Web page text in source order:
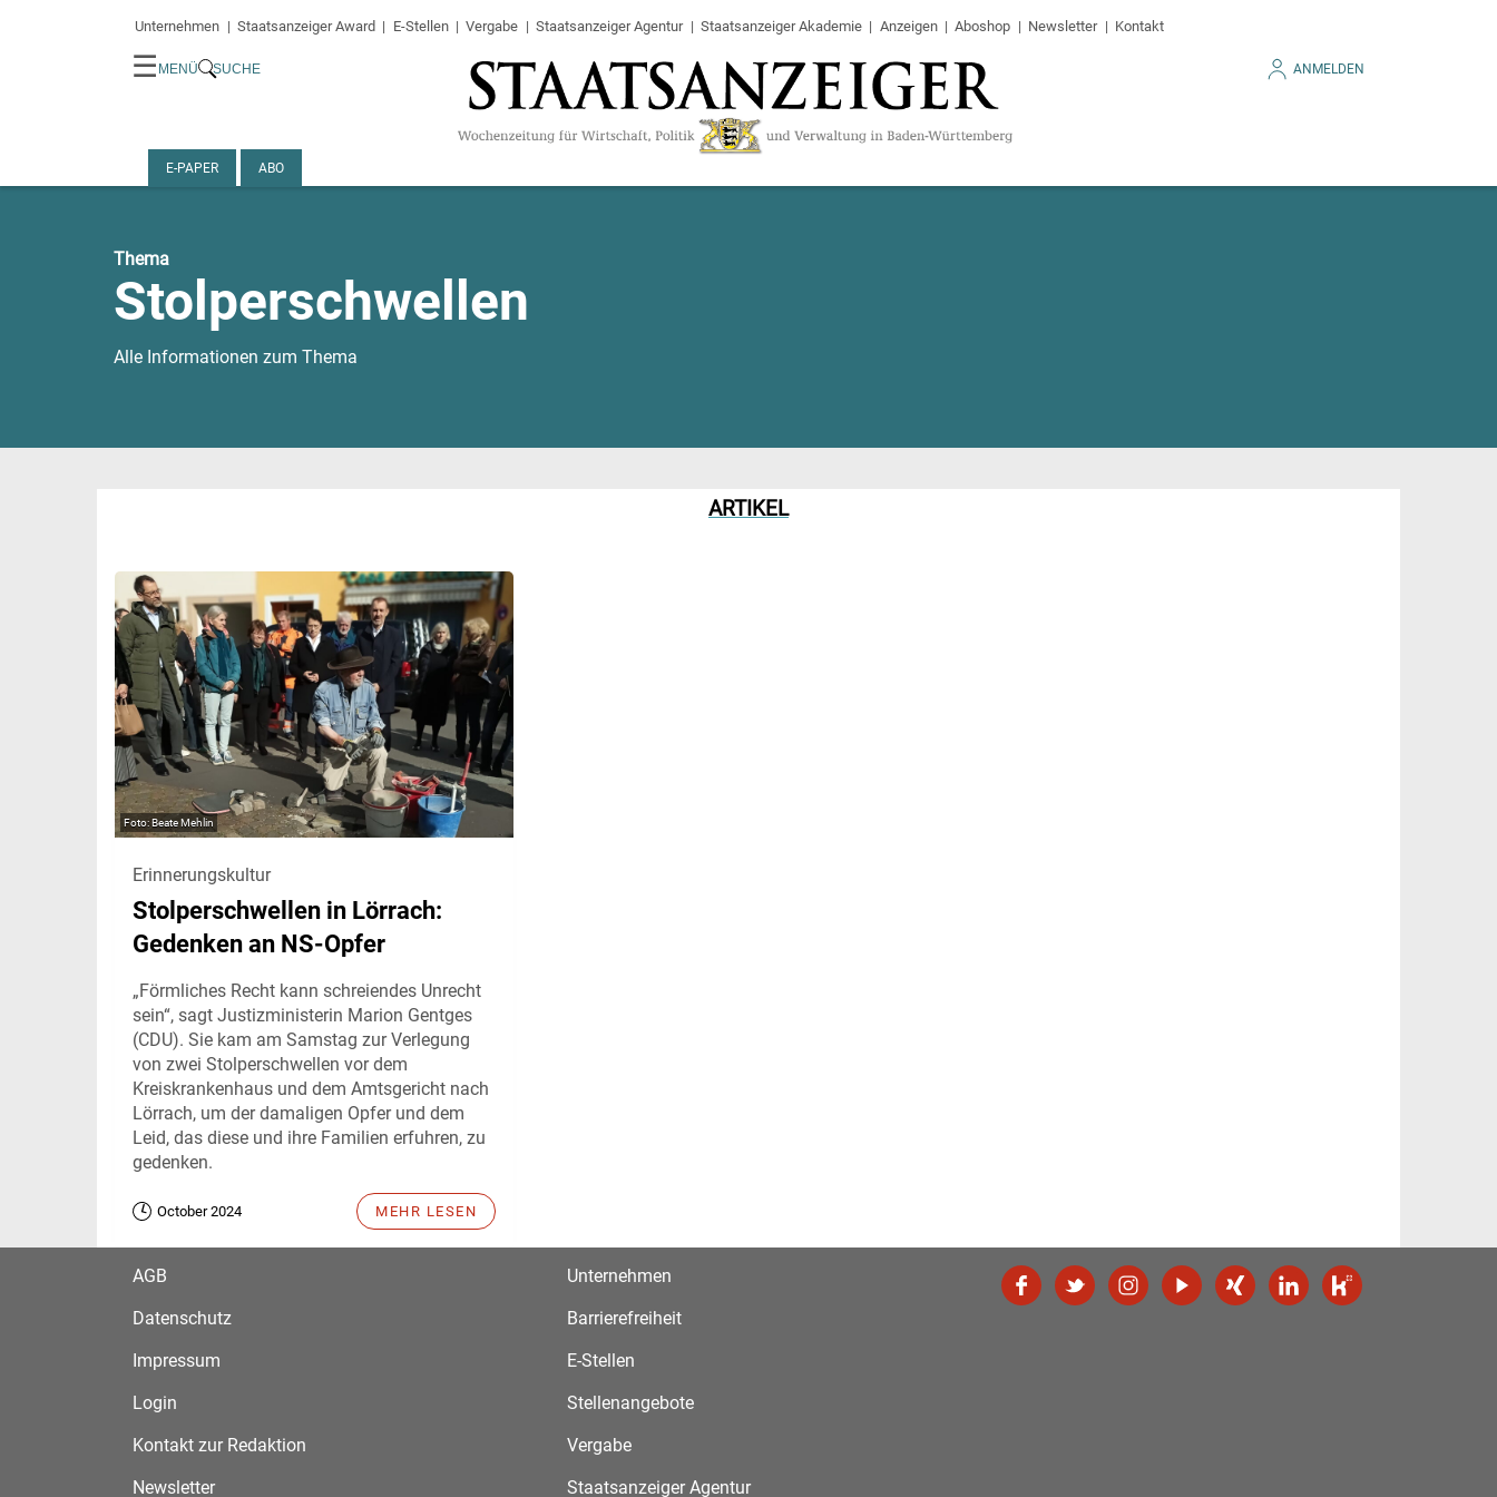
Unternehmen Staatsanzeiger Award E-Stellen Vergabe Staatsanzeiger Agentur Staatsanzeiger Akademie Anzeigen Aboshop Newsletter Kontakt
☰ MENÜ SUCHE ANMELDEN
E-PAPER ABO
Thema
Stolperschwellen
Alle Informationen zum Thema
ARTIKEL
Beate Mehlin
Erinnerungskultur
Stolperschwellen in Lörrach:
Gedenken an NS-Opfer
„Förmliches Recht kann schreiendes Unrecht
sein“, sagt Justizministerin Marion Gentges
(CDU). Sie kam am Samstag zur Verlegung
von zwei Stolperschwellen vor dem
Kreiskrankenhaus und dem Amtsgericht nach
Lörrach, um der damaligen Opfer und dem
Leid, das diese und ihre Familien erfuhren, zu
gedenken.
October 2024 MEHR LESEN
AGB
Datenschutz
Impressum
Login
Kontakt zur Redaktion
Newsletter
Unternehmen
Barrierefreiheit
E-Stellen
Stellenangebote
Vergabe
Staatsanzeiger Agentur